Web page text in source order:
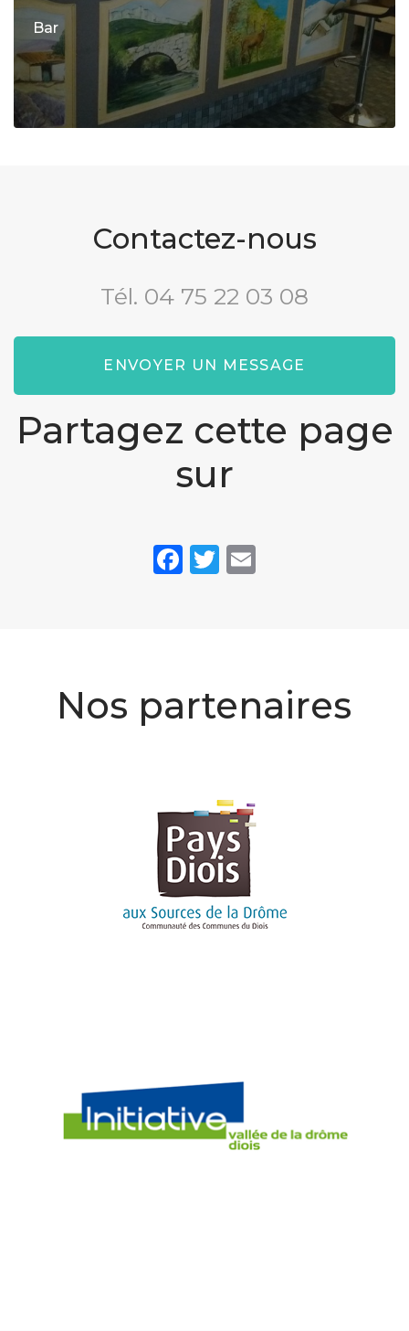
Bar
Contactez-nous
Tél. 04 75 22 03 08
ENVOYER UN MESSAGE
Partagez cette page
sur
Facebook
Twitter
Nos partenaires